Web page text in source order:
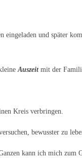
und später
Auszeit mit der
Kreis verbringen.
bewusster zu
kann ich mich zum